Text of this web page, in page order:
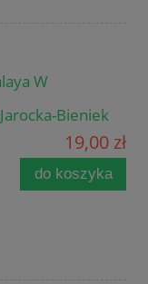
W
Bieniek
19,00 zł
do koszyka